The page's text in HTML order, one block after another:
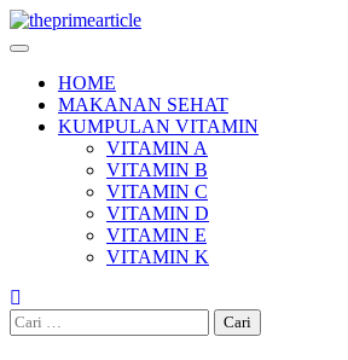
Skip
to
HOME
MAKANAN SEHAT
KUMPULAN VITAMIN
VITAMIN A
VITAMIN B
VITAMIN C
VITAMIN D
VITAMIN E
VITAMIN K
Cari
untuk: